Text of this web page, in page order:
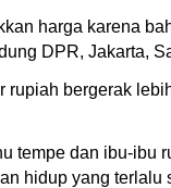
harga karena
DPR, Jakarta,
bergerak
tempe dan ibu-ibu
hidup yang terlalu